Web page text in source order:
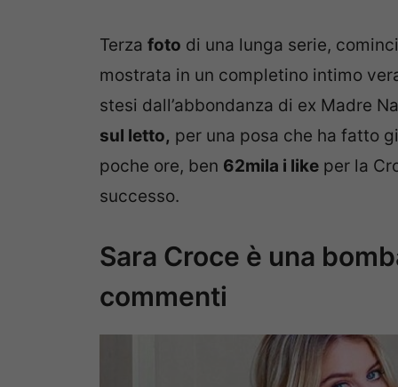
Terza foto di una lunga serie,
mostrata in un completino intimo
stesi dall’abbondanza di ex Madre
sul letto, per una posa che ha fatto
poche ore, ben 62mila i like per la
successo.
Sara Croce è una
commenti